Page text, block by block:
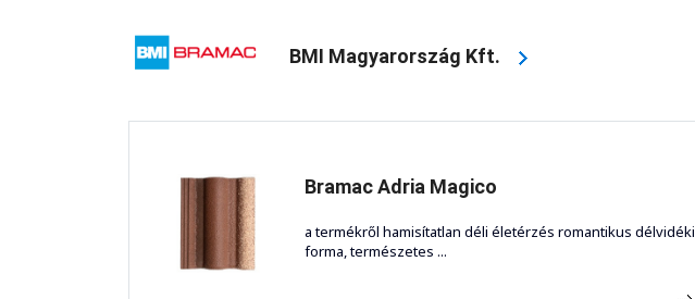
BMI Magyarország Kft.
Bramac Adria Magico
a termékről hamisítatlan déli életérzés romantikus délvidéki
forma, természetes ...